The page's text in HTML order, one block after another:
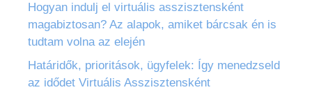
Hogyan indulj el virtuális asszisztensként
magabiztosan? Az alapok, amiket bárcsak én is
tudtam volna az elején
Határidők, prioritások, ügyfelek: Így menedzseld
az idődet Virtuális Asszisztensként